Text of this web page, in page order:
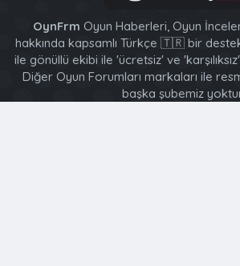
OynFrm Oyun Haberleri, Oyun
hakkında kapsamlı Türkçe 🇹🇷 bir
ile gönüllü ekibi ile 'ücretsiz' ve
Diğer Oyun Forumları markaları ile
başka şubemiz